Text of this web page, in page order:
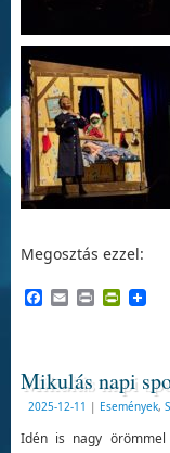
Megosztás ezzel:
Facebook
EmailPrint
Mikulás napi
2025-12-11 | Események,
Idén is nagy örömmel